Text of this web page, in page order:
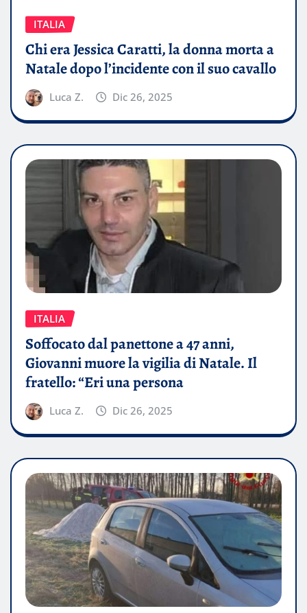
ITALIA
Chi era Jessica Caratti, la donna morta a
Natale dopo l’incidente con il suo cavallo
Luca Z. Dic 26, 2025
ITALIA
Soffocato dal panettone a 47 anni,
Giovanni muore la vigilia di Natale. Il
fratello: “Eri una persona
Luca Z. Dic 26, 2025